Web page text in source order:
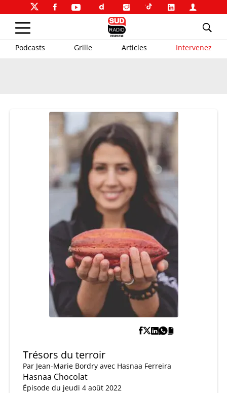
Podcasts Grille Articles Intervenez
Trésors du terroir
Par Jean-Marie Bordry avec Hasnaa Ferreira
Hasnaa Chocolat
Épisode du jeudi 4 août 2022